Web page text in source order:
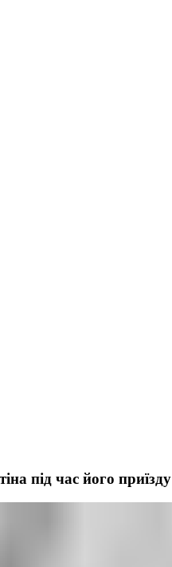
під час його приїзду